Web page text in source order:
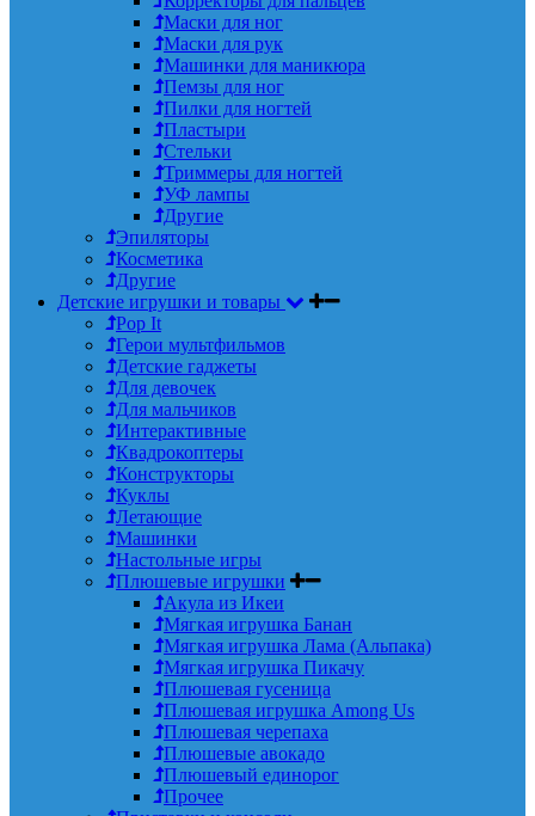
Маски для ног
Маски для рук
Машинки для маникюра
Пемзы для ног
Пилки для ногтей
Пластыри
Стельки
Триммеры для ногтей
УФ лампы
Другие
Эпиляторы
Косметика
Другие
Детские игрушки и товары
Pop It
Герои мультфильмов
Детские гаджеты
Для девочек
Для мальчиков
Интерактивные
Квадрокоптеры
Конструкторы
Куклы
Летающие
Машинки
Настольные игры
Плюшевые игрушки
Акула из Икеи
Мягкая игрушка Банан
Мягкая игрушка Лама (Альпака)
Мягкая игрушка Пикачу
Плюшевая гусеница
Плюшевая игрушка Among Us
Плюшевая черепаха
Плюшевые авокадо
Плюшевый единорог
Прочее